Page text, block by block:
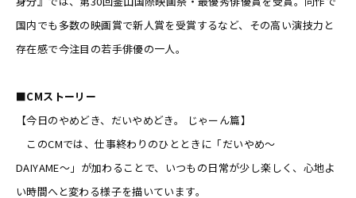
国内でも多数の映画賞で新人賞を受賞するなど、その高い演技力と
存在感で今注目の若手俳優の一人。
■CMストーリー
【今日のやめどき、だいやめどき。 じゃーん篇】
このCMでは、仕事終わりのひとときに「だいやめ〜
DAIYAME〜」が加わることで、いつもの日常が少し楽しく、心地よ
い時間へと変わる様子を描いています。